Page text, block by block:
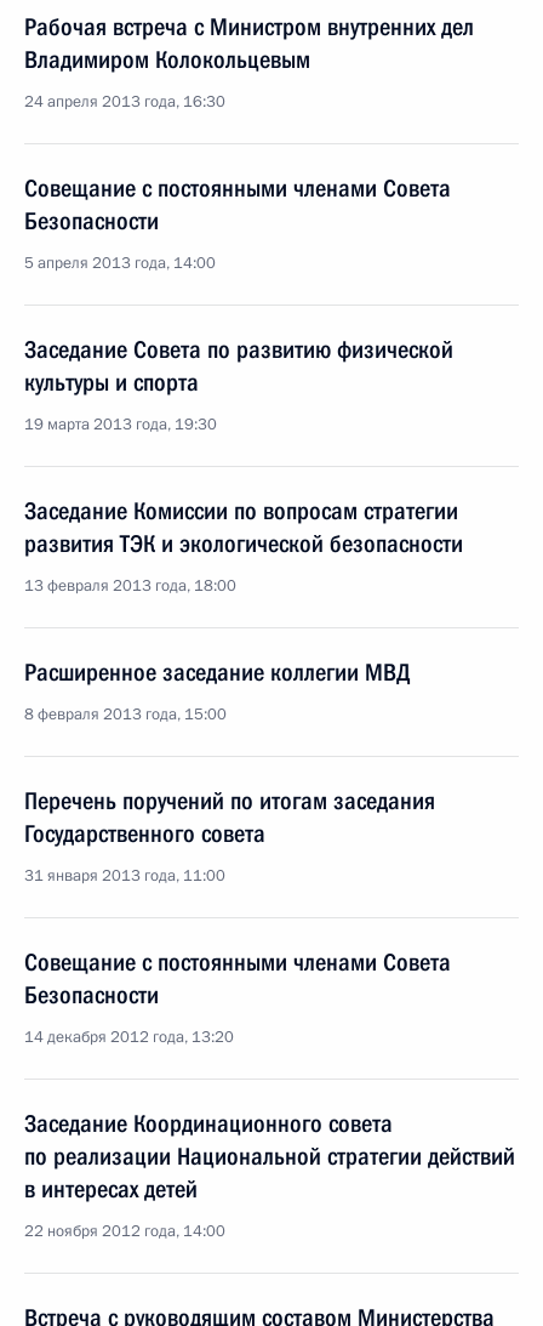
Рабочая встреча с Министром внутренних дел
Владимиром Колокольцевым
24 апреля 2013 года, 16:30
Совещание с постоянными членами Совета
Безопасности
5 апреля 2013 года, 14:00
Заседание Совета по развитию физической
культуры и спорта
19 марта 2013 года, 19:30
Заседание Комиссии по вопросам стратегии
развития ТЭК и экологической безопасности
13 февраля 2013 года, 18:00
Расширенное заседание коллегии МВД
8 февраля 2013 года, 15:00
Перечень поручений по итогам заседания
Государственного совета
31 января 2013 года, 11:00
Совещание с постоянными членами Совета
Безопасности
14 декабря 2012 года, 13:20
Заседание Координационного совета
по реализации Национальной стратегии действий
в интересах детей
22 ноября 2012 года, 14:00
Встреча с руководящим составом Министерства